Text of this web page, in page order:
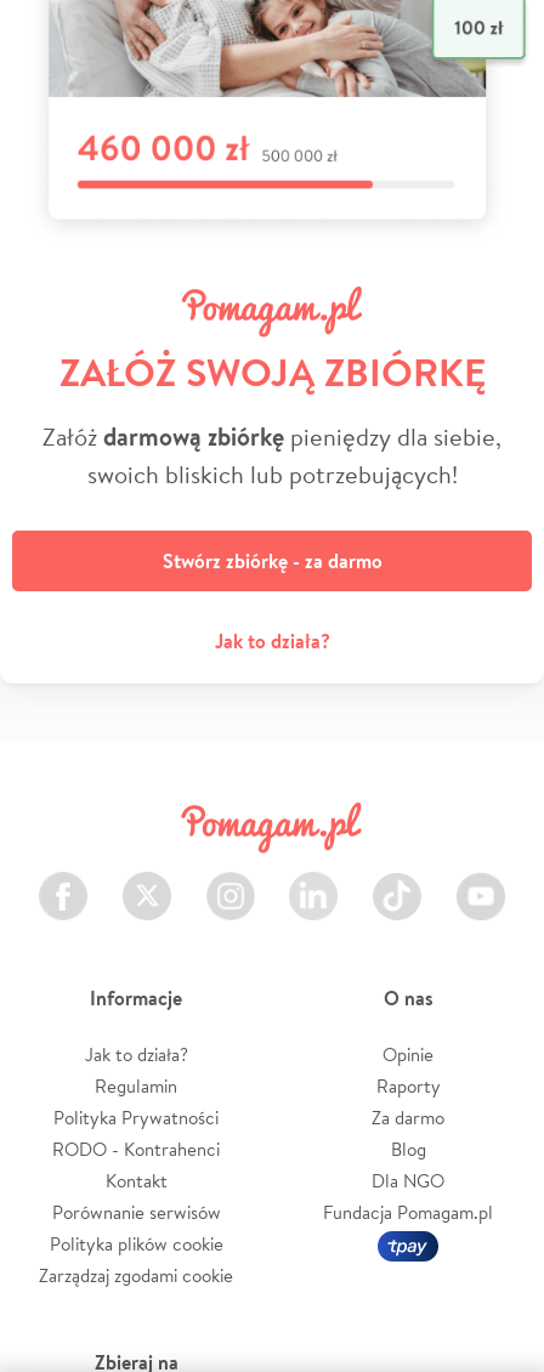
ZAŁÓŻ SWOJĄ ZBIÓRKĘ
Załóżdarmową zbiórkę pieniędzy dla siebie,
swoich bliskich lub potrzebujących!
Stwórz zbiórkę - za darmo
Jak to działa?
Facebook Twitter Instagram LinkedIn TikTok Youtube
Informacje
Jak to działa?
Regulamin
Polityka Prywatności
RODO - Kontrahenci
Kontakt
Porównanie serwisów
Polityka plików cookie
Zarządzaj zgodami cookie
O nas
Opinie
Raporty
Za darmo
Blog
Dla NGO
Fundacja Pomagam.pl
Zbieraj na